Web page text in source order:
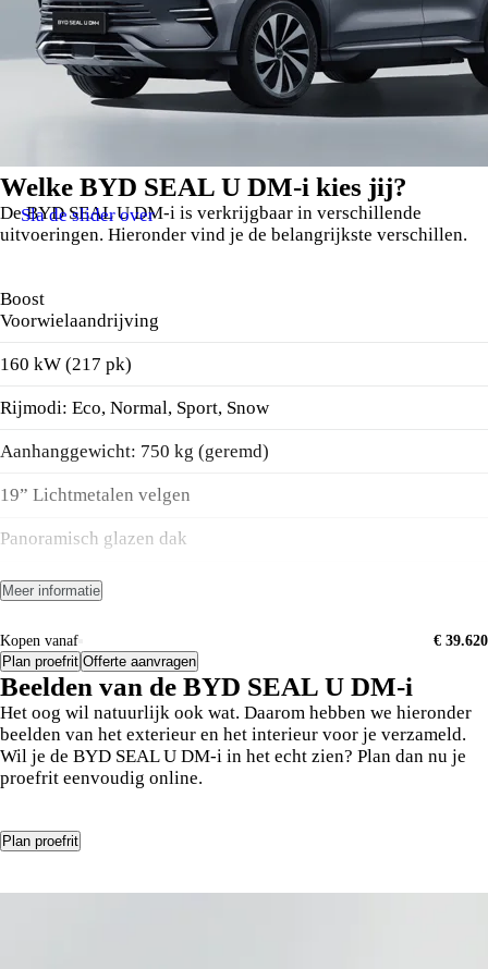
Welke BYD SEAL U DM-i kies jij?
De BYD SEAL U DM-i is verkrijgbaar in verschillende
uitvoeringen. Hieronder vind je de belangrijkste verschillen.
Sla de slider over
Boost
Voorwielaandrijving
160 kW (217 pk)
Rijmodi: Eco, Normal, Sport, Snow
Aanhanggewicht: 750 kg (geremd)
19” Lichtmetalen velgen
Panoramisch glazen dak
Key-less Entry & Start
15,6 inch draaibaar touchscreen
10 luidsprekers (incl. subwoofer) Infinity® audio-systeem
Elektrisch verstelbare voorstoelen
Head-Up Display
Draadloze telefoonladers 2x (QI protocol)
Meer informatie
Kopen vanaf
€ 39.620
Plan proefrit Offerte aanvragen
Beelden van de BYD SEAL U DM-i
Het oog wil natuurlijk ook wat. Daarom hebben we hieronder
beelden van het exterieur en het interieur voor je verzameld.
Wil je de BYD SEAL U DM-i in het echt zien? Plan dan nu je
proefrit eenvoudig online.
Plan proefrit